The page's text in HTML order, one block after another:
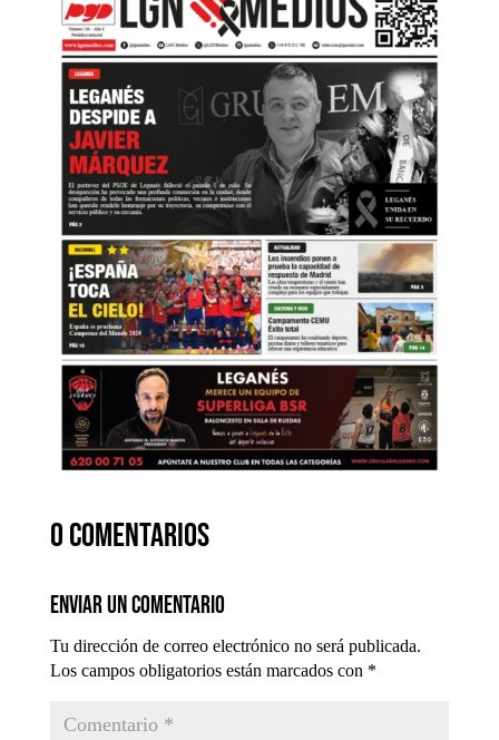
0 comentarios
Enviar un comentario
Tu dirección de correo electrónico no será publicada.
Los campos obligatorios están marcados con *